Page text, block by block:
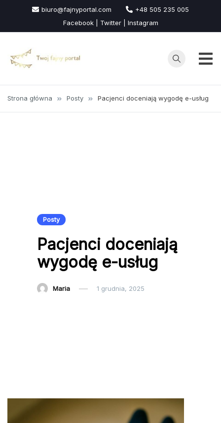
treści
biuro@fajnyportal.com
+48 505 235 005
Facebook | Twitter | Instagram
Strona główna Posty Pacjenci doceniają wygodę e-usług
Posty
Pacjenci doceniają
wygodę e-usług
Maria 1 grudnia, 2025